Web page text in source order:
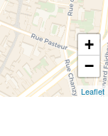
+
−
Leaflet